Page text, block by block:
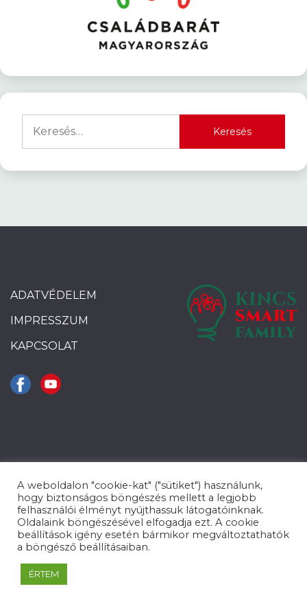
ADATVÉDELEM
IMPRESSZUM
KAPCSOLAT
A weboldalon "cookie-kat" ("sütiket") használunk,
hogy biztonságos böngészés mellett a legjobb
felhasználói élményt nyújthassuk látogatóinknak.
Oldalaink böngészésével elfogadja ezt. A cookie
beállítások igény esetén bármikor megváltoztathatók
a böngésző beállításaiban.
ÉRTEM